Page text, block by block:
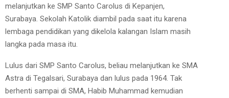
melanjutkan ke SMP Santo Carolus di Kepanjen,
Surabaya. Sekolah Katolik diambil pada saat itu karena
lembaga pendidikan yang dikelola kalangan Islam masih
langka pada masa itu.
Lulus dari SMP Santo Carolus, beliau melanjutkan ke SMA
Astra di Tegalsari, Surabaya dan lulus pada 1964. Tak
berhenti sampai di SMA, Habib Muhammad kemudian